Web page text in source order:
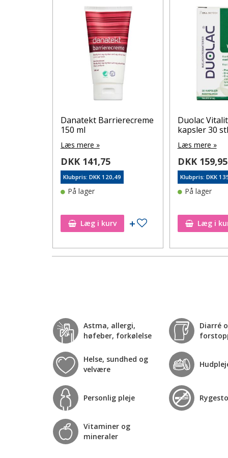
Tilføj til ønskeseddel
Danatekt Barrierecreme
150 ml
Læs mere »
DKK 141,75
Klubpris: DKK 120,49
På lager
Læg i kurv Tilføj til ønskeseddel
Duolac
kapsler 30
Læs mere »
DKK 159,95
Klubpris: DKK
På lager
Læg i
Astma, allergi,
høfeber, forkølelse
Diarré
Helse, sundhed og
velvære
Personlig pleje
Vitaminer og
mineraler